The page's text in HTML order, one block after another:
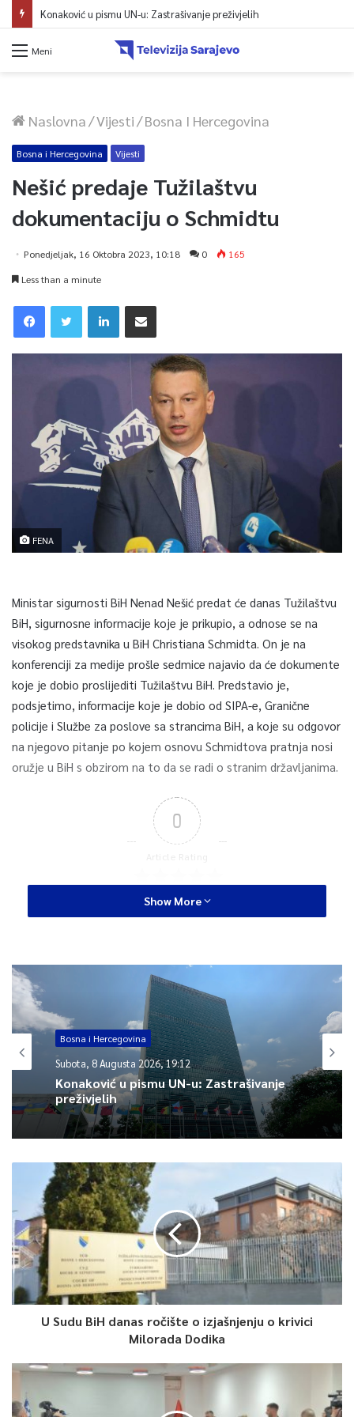
Konaković u pismu UN-u: Zastrašivanje preživjelih
Meni
Naslovna/Vijesti/Bosna I Hercegovina
Bosna i Hercegovina Vijesti
Nešić predaje Tužilaštvu
dokumentaciju o Schmidtu
Ponedjeljak, 16 Oktobra 2023, 10:18 0
165
Less than a minute
FENA
Ministar sigurnosti BiH Nenad Nešić predat će danas Tužilaštvu
BiH, sigurnosne informacije koje je prikupio, a odnose se na
visokog predstavnika u BiH Christiana Schmidta. On je na
konferenciji za medije prošle sedmice najavio da će dokumente
koje je dobio proslijediti Tužilaštvu BiH. Predstavio je,
podsjetimo, informacije koje je dobio od SIPA-e, Granične
policije i Službe za poslove sa strancima BiH, a koje su odgovor
na njegovo pitanje po kojem osnovu Schmidtova pratnja nosi
oružje u BiH s obzirom na to da se radi o stranim državljanima.
0
Article Rating
Show More
Bosna i Hercegovina
Subota, 8 Augusta 2026, 19:12
Konaković u pismu UN-u: Zastrašivanje
preživjelih
U Sudu BiH danas ročište o izjašnjenju o krivici
Milorada Dodika